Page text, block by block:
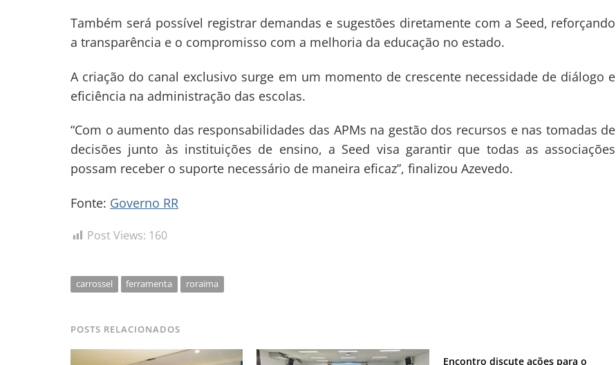
Também será possível registrar demandas e sugestões diretamente com a Seed, reforçando
a transparência e o compromisso com a melhoria da educação no estado.
A criação do canal exclusivo surge em um momento de crescente necessidade de diálogo e
eficiência na administração das escolas.
“Com o aumento das responsabilidades das APMs na gestão dos recursos e nas tomadas de
decisões junto às instituições de ensino, a Seed visa garantir que todas as associações
possam receber o suporte necessário de maneira eficaz”, finalizou Azevedo.
Fonte: Governo RR
Post Views: 160
carrossel ferramenta roraima
POSTS RELACIONADOS
Encontro discute ações para o